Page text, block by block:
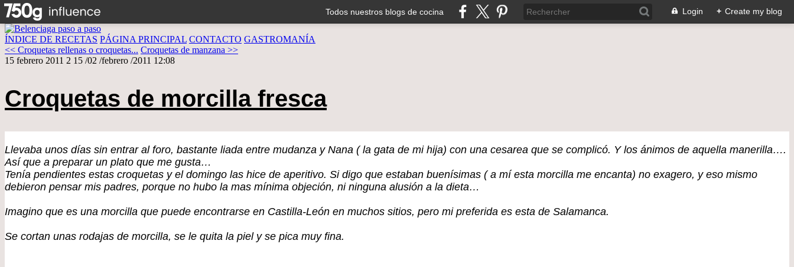
Todos nuestros blogs de cocina Login + Create my blog
ÍNDICE DE RECETAS PÁGINA PRINCIPAL CONTACTO GASTROMANÍA
<< Croquetas rellenas o croquetas... Croquetas de manzana >>
15 febrero 2011 2 15 /02 /febrero /2011 12:08
Croquetas de morcilla fresca
Llevaba unos días sin entrar al foro, bastante liada entre mudanza y Nana ( la gata de mi hija) con una cesarea que se complicó. Y los ánimos de aquella manerilla….
Así que a preparar un plato que me gusta…
Tenía pendientes estas croquetas y el domingo las hice de aperitivo. Si digo que estaban buenísimas ( a mí esta morcilla me encanta) no exagero, y eso mismo
debieron pensar mis padres, porque no hubo la mas mínima objeción, ni ninguna alusión a la dieta…
Imagino que es una morcilla que puede encontrarse en Castilla-León en muchos sitios, pero mi preferida es esta de Salamanca.
Se cortan unas rodajas de morcilla, se le quita la piel y se pica muy fina.